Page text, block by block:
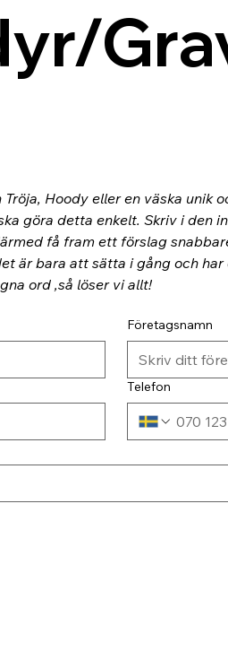
Hoody eller en väska unik
göra detta enkelt. Skriv i den
få fram ett förslag
är bara att sätta i gång och
ord ,så löser vi allt!
Företagsnamn
Telefon